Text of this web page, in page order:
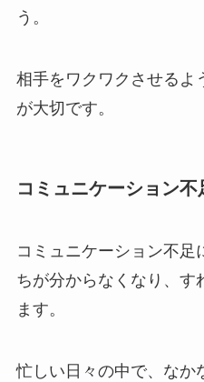
う。
相手をワクワクさせるよ
が大切です。
コミュニケーション不
コミュニケーション不足
ちが分からなくなり、す
ます。
忙しい日々の中で、なか